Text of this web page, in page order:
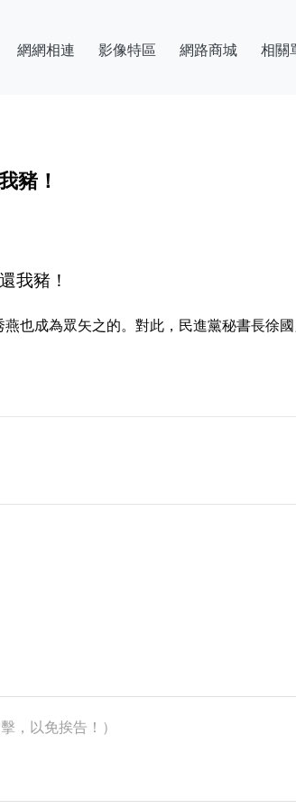
網網相連 影像特區 網路商城 相關
豬！
我豬！
也成為眾矢之的。對此，民進黨秘書長徐
，以免挨告！）